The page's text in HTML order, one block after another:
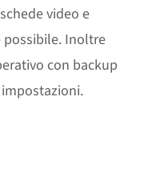
video e
Inoltre
con backup